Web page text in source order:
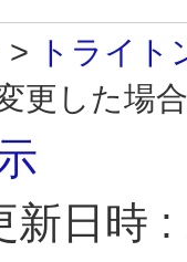
> トライト
更した場
新日時